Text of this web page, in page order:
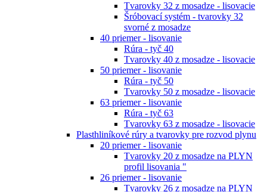
Tvarovky 32 z mosadze - lisovacie
Šróbovací systém - tvarovky 32
svorné z mosadze
40 priemer - lisovanie
Rúra - tyč 40
Tvarovky 40 z mosadze - lisovacie
50 priemer - lisovanie
Rúra - tyč 50
Tvarovky 50 z mosadze - lisovacie
63 priemer - lisovanie
Rúra - tyč 63
Tvarovky 63 z mosadze - lisovacie
Plasthliníkové rúry a tvarovky pre rozvod plynu
20 priemer - lisovanie
Tvarovky 20 z mosadze na PLYN
profil lisovania "
26 priemer - lisovanie
Tvarovky 26 z mosadze na PLYN